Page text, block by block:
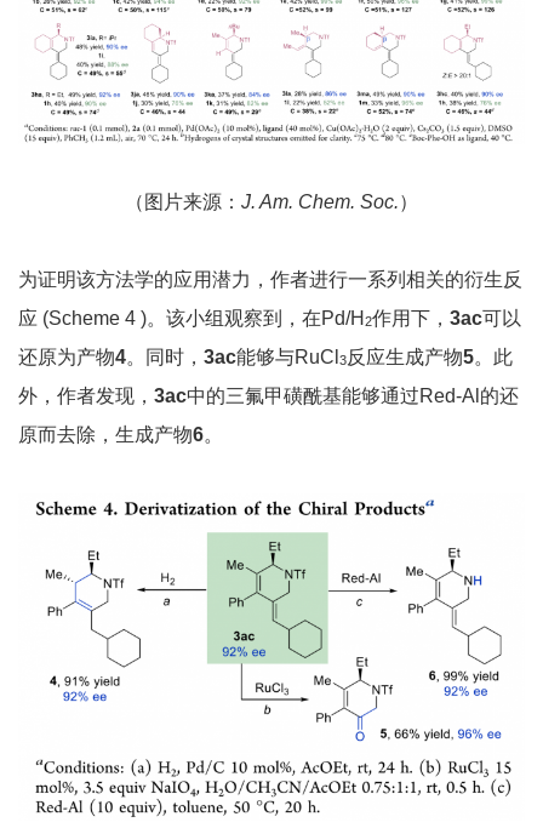
（图片来源： J. Am. Chem. Soc.）
为证明该方法学的应用潜力，作者进行一系列相关的衍生反
应 (Scheme 4 )。该小组观察到，在Pd/H 2作用下， 3ac可以
还原为产物4。同时， 3ac能够与RuCl 3反应生成产物5。此
外，作者发现， 3ac中的三氟甲磺酰基能够通过Red-Al的还
原而去除，生成产物6。